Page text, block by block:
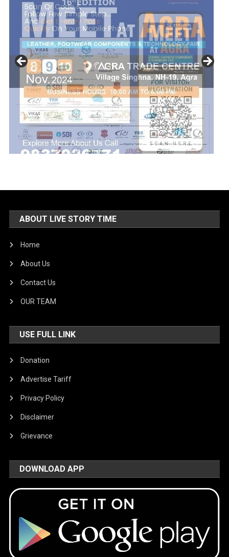
ABOUT LIVE STORY TIME
Home
About Us
Contact Us
OUR TEAM
USE FULL LINK
Donation
Advertise Tariff
Privacy Policy
Disclaimer
Grievance
DOWNLOAD APP